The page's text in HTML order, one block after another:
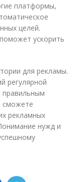
платформы,
целей.
ускорить
для рекламы.
регулярной
правильным
сможете
рекламных
нужд и